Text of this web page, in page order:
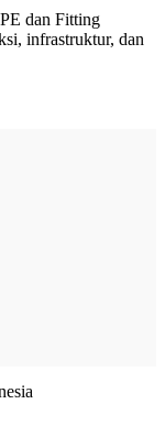
dan Fitting
infrastruktur, dan